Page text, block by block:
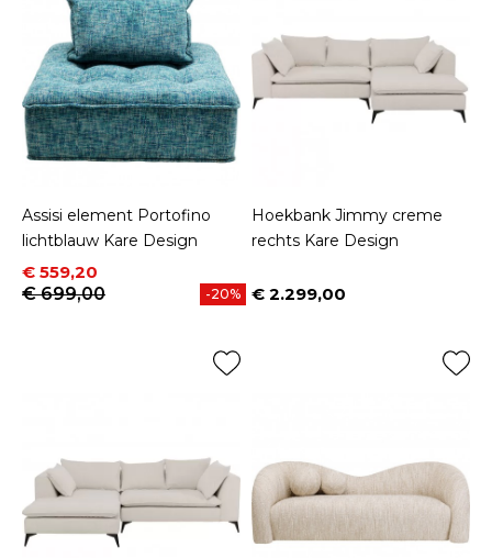
Assisi element Portofino
lichtblauw Kare Design
Prijs
€ 559,20
Normale prijs
€ 699,00
-20%
Hoekbank Jimmy creme
rechts Kare Design
Prijs
€ 2.299,00